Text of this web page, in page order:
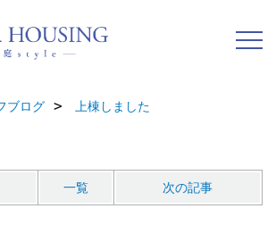
ブログ 上棟しました
一覧 次の記事